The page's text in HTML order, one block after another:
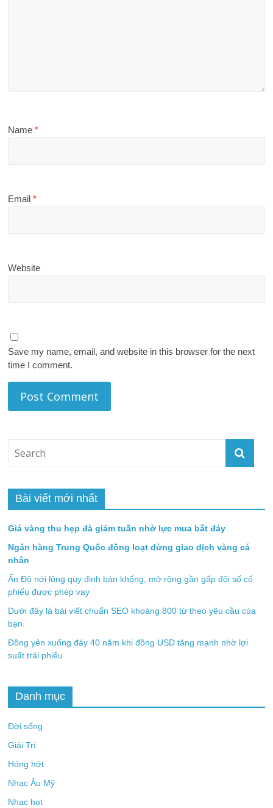
Name*
Email*
Website
Save my name, email, and website in this browser for the next
time I comment.
Bài viết mới nhất
Giá vàng thu hẹp đà giảm tuần nhờ lực mua bắt đáy
Ngân hàng Trung Quốc đồng loạt dừng giao dịch vàng cá
nhân
Ấn Độ nới lỏng quy định bán khống, mở rộng gần gấp đôi số cổ
phiếu được phép vay
Dưới đây là bài viết chuẩn SEO khoảng 800 từ theo yêu cầu của
bạn.
Đồng yên xuống đáy 40 năm khi đồng USD tăng mạnh nhờ lợi
suất trái phiếu
Danh mục
Đời sống
Giải Trí
Hóng hớt
Nhạc Âu Mỹ
Nhạc hot